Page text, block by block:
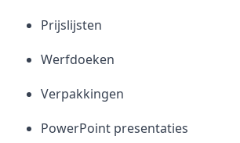
Prijslijsten
Werfdoeken
Verpakkingen
PowerPoint presentaties